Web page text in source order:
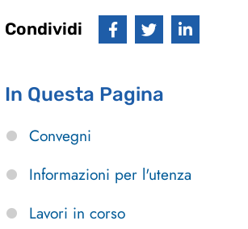
Condividi
In Questa Pagina
Convegni
Informazioni per l'utenza
Lavori in corso